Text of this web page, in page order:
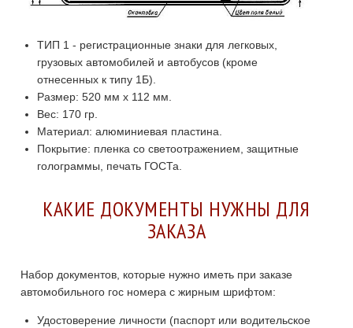
ТИП 1 - регистрационные знаки для легковых,
грузовых автомобилей и автобусов (кроме
отнесенных к типу 1Б).
Размер: 520 мм х 112 мм.
Вес: 170 гр.
Материал: алюминиевая пластина.
Покрытие: пленка со светоотражением, защитные
голограммы, печать ГОСТа.
КАКИЕ ДОКУМЕНТЫ НУЖНЫ ДЛЯ
ЗАКАЗА
Набор документов, которые нужно иметь при заказе
автомобильного гос номера с жирным шрифтом:
Удостоверение личности (паспорт или водительское